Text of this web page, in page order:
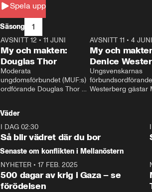
Spela upp
Säsong 1
26:27
AVSNITT 12 • 11 JUNI
My och makten:
Douglas Thor
Moderata
ungdomsförbundet (MUF:s)
ordförande Douglas Thor
tonårsutvisningarna och hur
Moderaterna ska locka
väljare till valet i höst.
AVSNITT 11 •4 JUNI
My och
Denice
Ungsvenskarnas
Westerberg gästar
Väder
I DAG 02:30
Så blir vädret där du bor
Senaste om konflikten i Mellanöstern
NYHETER • 17 FEB. 2025
500 dagar av krig i Gaza – se
förödelsen